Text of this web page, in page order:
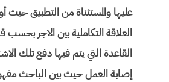
عليها والمستثناة من التطبيق
العلاقة التكاملية بين الاجر
القاعدة التي يتم فيها دفع تلك
إصابة العمل حيث بين الباحث